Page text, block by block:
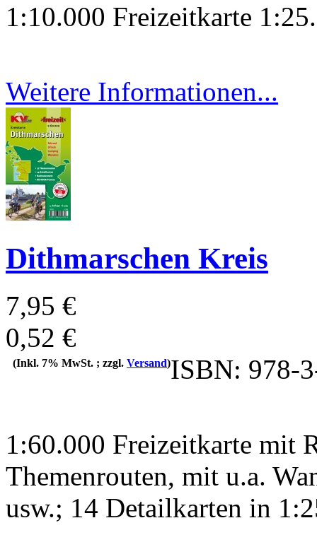
1:10.000 Freizeitkarte
Weitere Informationen...
Dithmarschen Kreis
7,95 €
0,52 €
(Inkl. 7% MwSt. ; zzgl. Versand)ISBN: 978-
1:60.000 Freizeitkarte mit
Themenrouten, mit u.a.
usw.; 14 Detailkarten in